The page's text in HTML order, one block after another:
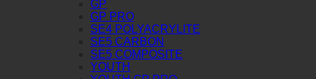
GP
GP PRO
SE4 POLYACRYLITE
SE5 CARBON
SE5 COMPOSITE
YOUTH